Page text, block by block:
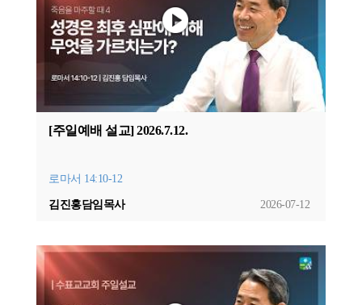
[주일예배 설교] 2026.7.12.
로마서 14:10-12
2026-07-12
김진홍담임목사